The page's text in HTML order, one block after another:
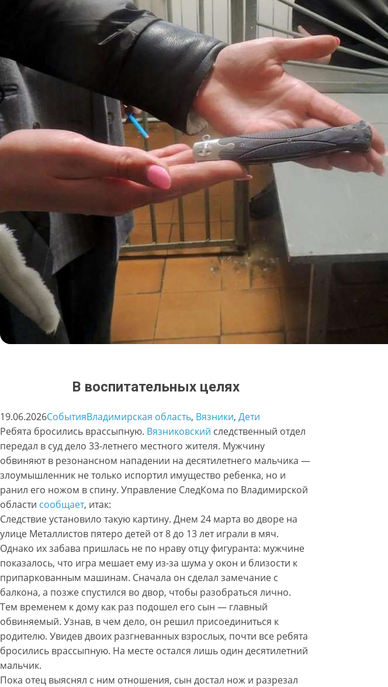
В воспитательных целях
19.06.2026СобытияВладимирская область, Вязники, Дети
Ребята бросились врассыпную. Вязниковский следственный отдел
передал в суд дело 33-летнего местного жителя. Мужчину
обвиняют в резонансном нападении на десятилетнего мальчика —
злоумышленник не только испортил имущество ребенка, но и
ранил его ножом в спину. Управление СледКома по Владимирской
области сообщает, итак:
Следствие установило такую картину. Днем 24 марта во дворе на
улице Металлистов пятеро детей от 8 до 13 лет играли в мяч.
Однако их забава пришлась не по нраву отцу фигуранта: мужчине
показалось, что игра мешает ему из-за шума у окон и близости к
припаркованным машинам. Сначала он сделал замечание с
балкона, а позже спустился во двор, чтобы разобраться лично.
Тем временем к дому как раз подошел его сын — главный
обвиняемый. Узнав, в чем дело, он решил присоединиться к
родителю. Увидев двоих разгневанных взрослых, почти все ребята
бросились врассыпную. На месте остался лишь один десятилетний
мальчик.
Пока отец выяснял с ним отношения, сын достал нож и разрезал